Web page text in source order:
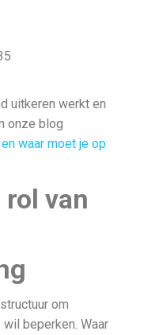
uitkeren werkt en
onze blog
waar moet je op
van
om
beperken. Waar